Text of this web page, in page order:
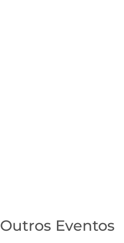
Outros Eventos